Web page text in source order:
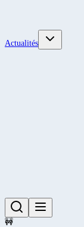
Actualités
🚧